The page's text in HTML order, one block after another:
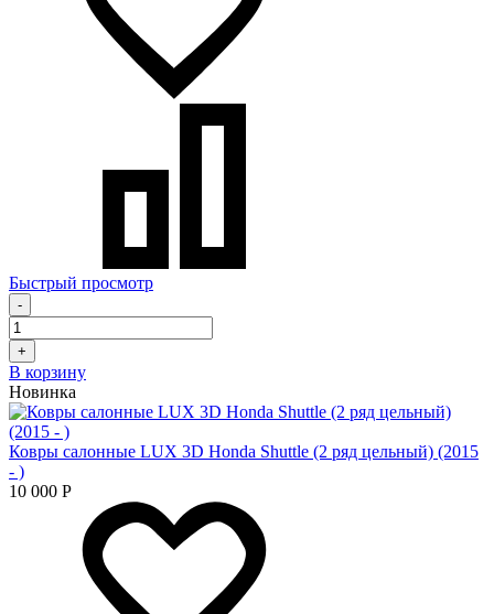
Быстрый просмотр
-
+
В корзину
Новинка
Ковры салонные LUX 3D Honda Shuttle (2 ряд цельный) (2015
- )
10 000 Р